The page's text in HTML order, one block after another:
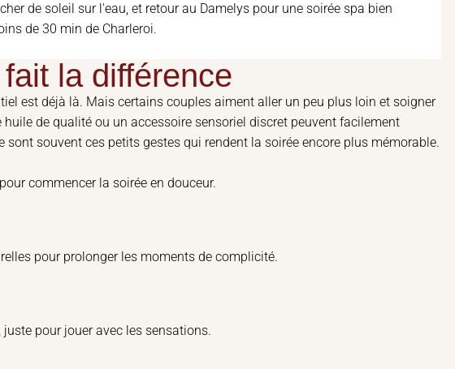
de soleil sur l'eau, et retour au Damelys pour une soirée spa bien
de 30 min de Charleroi.
la différence
est déjà là. Mais certains couples aiment aller un peu plus loin et soigner
de qualité ou un accessoire sensoriel discret peuvent facilement
sont souvent ces petits gestes qui rendent la soirée encore plus mémorable.
commencer la soirée en douceur.
pour prolonger les moments de complicité.
pour jouer avec les sensations.